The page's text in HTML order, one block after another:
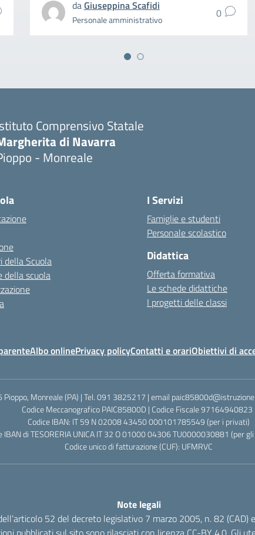
daGiuseppina Scafidi
Personale amministrativo 0
Comprensivo Statale
di Navarra
- Monreale
della Scuola
della scuola
I Servizi
Famiglie e studenti
Personale scolastico
Didattica
Offerta formativa
Le schede didattiche
I progetti delle classi
Albo onlinePrivacy policyContatti e orariObiettivi di
Pioppo, Monreale (PA) | Tel. 091 3825217 | email
Codice Meccanografico PAIC85800D | Codice Fiscale 97164940823 |
Codice IBAN: IT 59 N 02008 43450 000101785549 (per i privati)
IBAN di TESORERIA UNICA IT 32 O 01000 04306 TU0000030881 (per
Codice unico di fatturazione (CUF): UFMRVC
Note legali
52 del decreto legislativo 7 marzo 2005, n. 82